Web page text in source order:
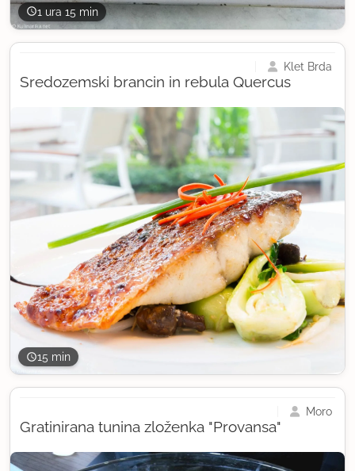
1 ura 15 min
15 min
Sredozemski brancin in rebula Quercus
Klet Brda
Gratinirana tunina zloženka "Provansa"
Moro